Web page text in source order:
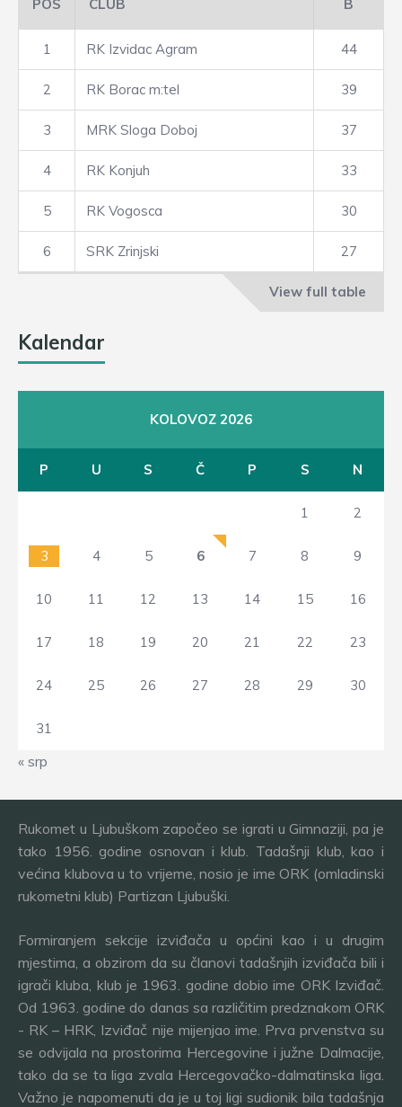
POS CLUB B
1 RK Izvidac Agram 44
2 RK Borac m:tel 39
3 MRK Sloga Doboj 37
4 RK Konjuh 33
5 RK Vogosca 30
6 SRK Zrinjski 27
View full table
Kalendar
KOLOVOZ 2026
P U S Č P S N
1 2
3 4 5 6 7 8 9
10 11 12 13 14 15 16
17 18 19 20 21 22 23
24 25 26 27 28 29 30
31
« srp
Rukomet u Ljubuškom započeo se igrati u Gimnaziji, pa je
tako 1956. godine osnovan i klub. Tadašnji klub, kao i
većina klubova u to vrijeme, nosio je ime ORK (omladinski
rukometni klub) Partizan Ljubuški.
Formiranjem sekcije izviđača u općini kao i u drugim
mjestima, a obzirom da su članovi tadašnjih izviđača bili i
igrači kluba, klub je 1963. godine dobio ime ORK Izviđač.
Od 1963. godine do danas sa različitim predznakom ORK
- RK – HRK, Izviđač nije mijenjao ime. Prva prvenstva su
se odvijala na prostorima Hercegovine i južne Dalmacije,
tako da se ta liga zvala Hercegovačko-dalmatinska liga.
Važno je napomenuti da je u toj ligi sudionik bila tadašnja